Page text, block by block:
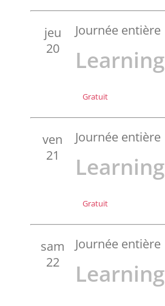
jeu
20
Journée entière
Gratuit
ven
21
Journée entière
Gratuit
sam
22
Journée entière